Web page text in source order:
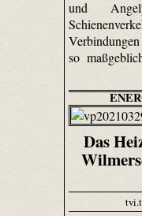
und
so
Das